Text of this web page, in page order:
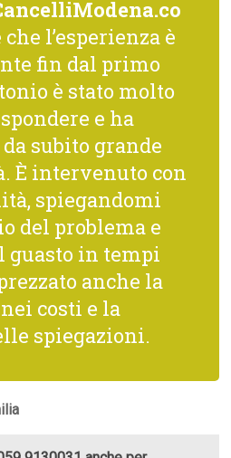
l’esperienza è
fin dal primo
è stato molto
e ha
subito grande
È intervenuto con
spiegandomi
del problema e
guasto in tempi
anche la
costi e la
spiegazioni.